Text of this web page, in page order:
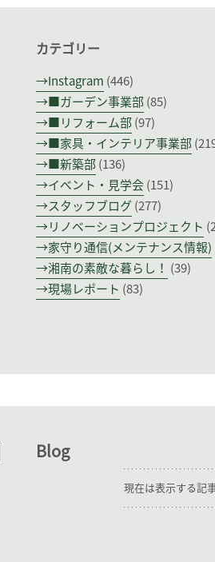
カテゴリー
Instagram (446)
■ガーデン事業部 (85)
■リフォーム部 (97)
■家具・インテリア事業部
■新築部 (136)
イベント・見学会 (151)
スタッフブログ (277)
リノベーションプロジェクト
家守り通信(メンテナンス情報)
湘南の素敵な暮らし！
(39)
現場レポート (83)
Blog
現在は表示する記